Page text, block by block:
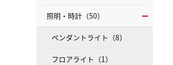
照明・時計（50）
ペンダントライト（8）
フロアライト（1）